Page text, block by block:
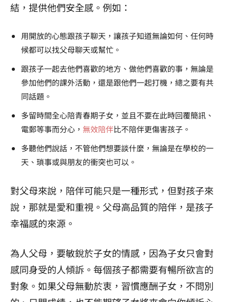
結，提供他們安全感。例如：
用開放的心態跟孩子聊天，讓孩子知道無論如何、任何時
候都可以找父母聊天或幫忙。
跟孩子一起去他們喜歡的地方、做他們喜歡的事，無論是
參加他們的課外活動，還是跟他們一起打機，總之要有共
同話題。
多留時間全心陪青春期子女，並且不要在此時回覆簡訊、
電郵等事而分心， 無效陪伴比不陪伴更傷害孩子。
多聽他們說話，不管他們想要談什麼，無論是在學校的一
天、瑣事或與朋友的衝突也可以。
對父母來說，陪伴可能只是一種形式，但對孩子來
說，那就是愛和重視。父母高品質的陪伴，是孩子
幸福感的來源。
為人父母，要敏銳於子女的情感，因為子女只會對
感同身受的人傾訴。每個孩子都需要有暢所欲言的
對象。如果父母無動於衷，習慣應酬子女，不問別